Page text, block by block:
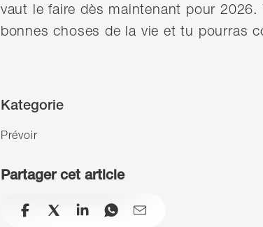
vaut le faire dès maintenant pour
bonnes choses de la vie et tu pourras
Kategorie
Prévoir
Partager cet article
facebook linkedinwhatsapp